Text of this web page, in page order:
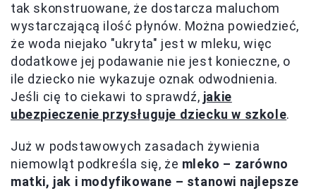
tak skonstruowane, że dostarcza maluchom
wystarczającą ilość płynów. Można powiedzieć,
że woda niejako "ukryta" jest w mleku, więc
dodatkowe jej podawanie nie jest konieczne, o
ile dziecko nie wykazuje oznak odwodnienia.
Jeśli cię to ciekawi to sprawdź, jakie
ubezpieczenie przysługuje dziecku w szkole.
Już w podstawowych zasadach żywienia
niemowląt podkreśla się, że mleko – zarówno
matki, jak i modyfikowane – stanowi najlepsze